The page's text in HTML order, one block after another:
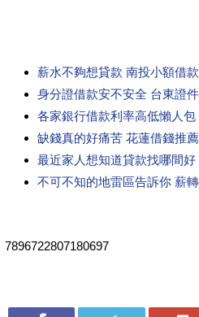
薪水不夠想貸款 南投小額借款
身分證借款安不安全 台東證
各家銀行借款利率高低懶人
缺錢真的好痛苦 花蓮借錢推薦
最近家人想知道貸款找哪間好
不可不知的地雷區告訴你 薪
7896722807180697